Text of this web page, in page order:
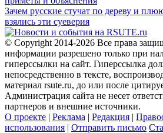
Зачем русские стучат по дереву и
взялись эти суеверия
© Copyright 2014-2026 Все права
информации разрешено только при
гиперссылки на сайт. Гиперссылка
непосредственно в тексте,
материал rsute.ru, до или после
Администрация сайта не несет
партнеров и внешние источники.
О проекте | Реклама | Редакция |
использования | Отправить письмо